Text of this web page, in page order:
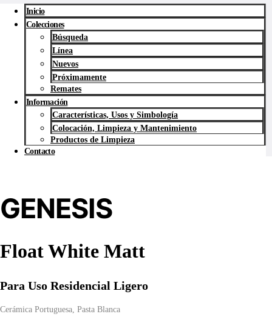
Inicio
Colecciones
Búsqueda
Línea
Nuevos
Próximamente
Remates
Información
Características, Usos y Simbología
Colocación, Limpieza y Mantenimiento
Productos de Limpieza
Contacto
GENESIS
Float White Matt
Para Uso Residencial Ligero
Cerámica Portuguesa Pasta Blanca